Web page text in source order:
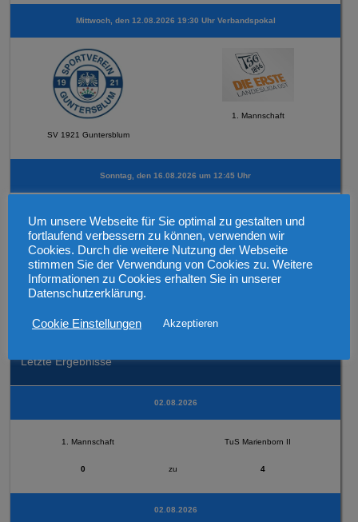
Mittwoch, den 12.08.2026 19:30 Uhr Verbandspokal
SV 1921 Guntersblum
1. Mannschaft
Sonntag, den 16.08.2026 um 12:45 Uhr
2. Mannschaft
Letzte Ergebnisse
02.08.2026
1. Mannschaft TuS Marienborn II
0 zu 4
02.08.2026
Um unsere Webseite für Sie optimal zu gestalten und
fortlaufend verbessern zu können, verwenden wir
Cookies. Durch die weitere Nutzung der Webseite
stimmen Sie der Verwendung von Cookies zu. Weitere
Informationen zu Cookies erhalten Sie in unserer
Datenschutzerklärung.
Cookie Einstellungen Akzeptieren